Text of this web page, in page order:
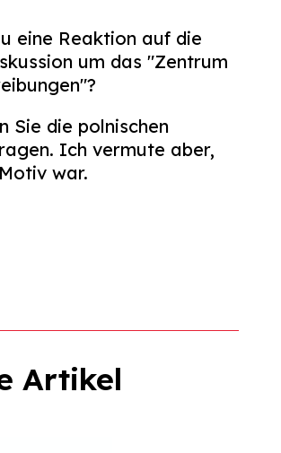
eine Reaktion auf die
um das "Zentrum
Sie die polnischen
Ich vermute aber,
war.
Artikel